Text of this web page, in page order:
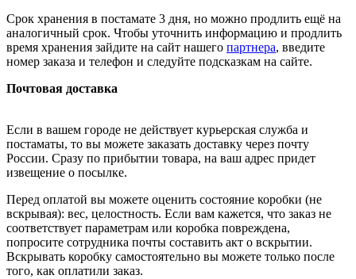
Срок хранения в постамате 3 дня, но можно продлить ещё на
аналогичный срок. Чтобы уточнить информацию и продлить
время хранения зайдите на сайт нашего партнера, введите
номер заказа и телефон и следуйте подсказкам на сайте.
Почтовая доставка
Если в вашем городе не действует курьерская служба и
постаматы, то вы можете заказать доставку через почту
России. Сразу по прибытии товара, на ваш адрес придет
извещение о посылке.
Перед оплатой вы можете оценить состояние коробки (не
вскрывая): вес, целостность. Если вам кажется, что заказ не
соответствует параметрам или коробка повреждена,
попросите сотрудника почты составить акт о вскрытии.
Вскрывать коробку самостоятельно вы можете только после
того, как оплатили заказ.